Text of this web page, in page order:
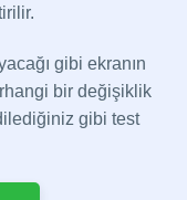
gibi ekranın
bir değişiklik
gibi test